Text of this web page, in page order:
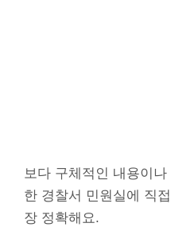
보다 구체적인 내용이
한 경찰서 민원실에 직
장 정확해요.